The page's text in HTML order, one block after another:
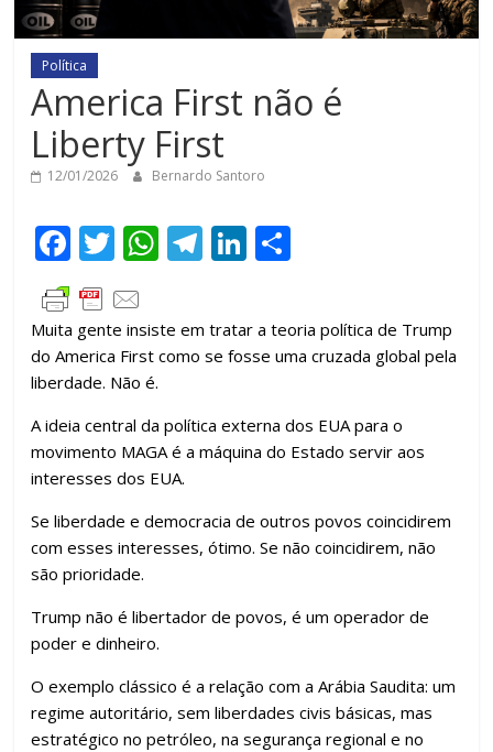
Política
America First não é
Liberty First
12/01/2026 Bernardo Santoro
F
ac
e
b
o
o
k
T
w
itt
er
W
at
s
p
p
T
e
gr
m
Li
e
n
m
p
til
h
Muita gente insiste em tratar a teoria política de Trump
do America First como se fosse uma cruzada global pela
liberdade. Não é.
A ideia central da política externa dos EUA para o
movimento MAGA é a máquina do Estado servir aos
interesses dos EUA.
Se liberdade e democracia de outros povos coincidirem
com esses interesses, ótimo. Se não coincidirem, não
são prioridade.
Trump não é libertador de povos, é um operador de
poder e dinheiro.
O exemplo clássico é a relação com a Arábia Saudita: um
regime autoritário, sem liberdades civis básicas, mas
estratégico no petróleo, na segurança regional e no